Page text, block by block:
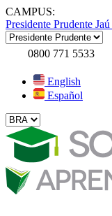
CAMPUS:
Presidente Prudente Jaú
0800 771 5533
English
Español